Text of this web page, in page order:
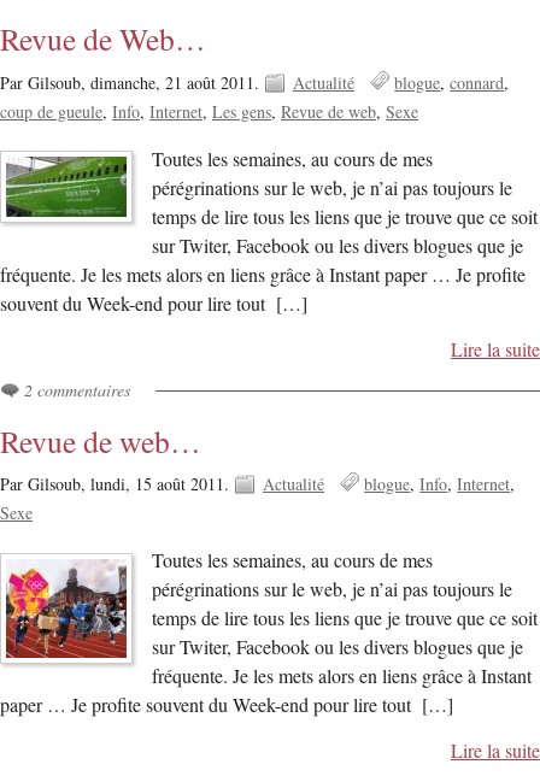
Revue de Web…
Par Gilsoub, dimanche, 21 août 2011. Actualité blogue connard
coup de gueule Info Internet Les gens Revue de web Sexe
Toutes les semaines, au cours de mes
pérégrinations sur le web, je n’ai pas toujours le
temps de lire tous les liens que je trouve que ce soit
sur Twiter, Facebook ou les divers blogues que je
fréquente. Je les mets alors en liens grâce à Instant paper … Je profite
souvent du Week-end pour lire tout […]
Lire la suite
2 commentaires
Revue de web…
Par Gilsoub, lundi, 15 août 2011. Actualité blogue Info Internet
Sexe
Toutes les semaines, au cours de mes
pérégrinations sur le web, je n’ai pas toujours le
temps de lire tous les liens que je trouve que ce soit
sur Twiter, Facebook ou les divers blogues que je
fréquente. Je les mets alors en liens grâce à Instant
paper … Je profite souvent du Week-end pour lire tout […]
Lire la suite